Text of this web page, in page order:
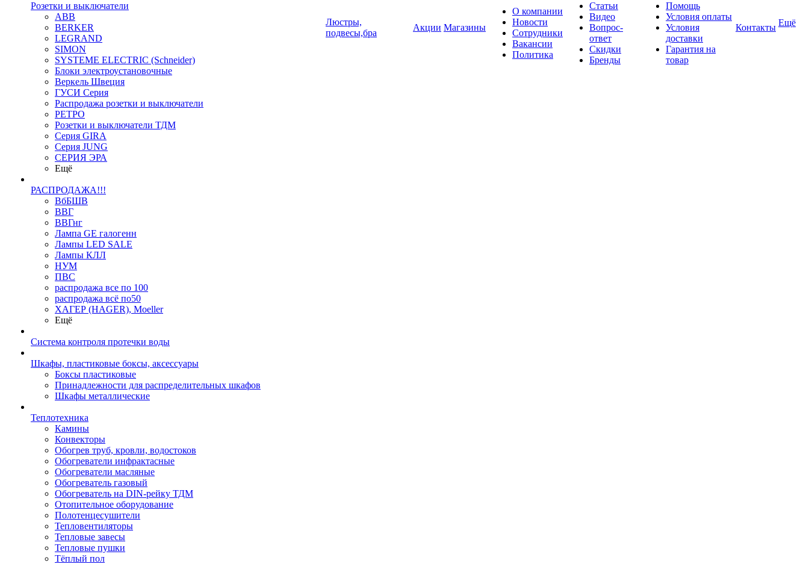
Розетки и выключатели
ABB
BERKER
LEGRAND
SIMON
SYSTEME ELECTRIC (Schneider)
Блоки электроустановочные
Веркель Швеция
ГУСИ Серия
Распродажа розетки и выключатели
РЕТРО
Розетки и выключатели ТДМ
Серия GIRA
Серия JUNG
СЕРИЯ ЭРА
Ещё
РАСПРОДАЖА!!!
ВбБШВ
ВВГ
ВВГнг
Лампа GE галогенн
Лампы LED SALE
Лампы КЛЛ
НУМ
ПВС
распродажа все по 100
распродажа всё по50
ХАГЕР (HAGER), Moeller
Ещё
Система контроля протечки воды
Шкафы, пластиковые боксы, аксессуары
Боксы пластиковые
Принадлежности для распределительных шкафов
Шкафы металлические
Теплотехника
Камины
Конвекторы
Обогрев труб, кровли, водостоков
Обогреватели инфрактасные
Обогреватели масляные
Обогреватель газовый
Обогреватель на DIN-рейку ТДМ
Отопительное оборудование
Полотенцесушители
Тепловентиляторы
Тепловые завесы
Тепловые пушки
Тёплый пол
Люстры,
подвесы,бра
Акции Магазины
О компании
Новости
Сотрудники
Вакансии
Политика
Статьи
Видео
Вопрос-
ответ
Скидки
Бренды
Помощь
Условия оплаты
Условия
доставки
Гарантия на
товар
Контакты Ещё